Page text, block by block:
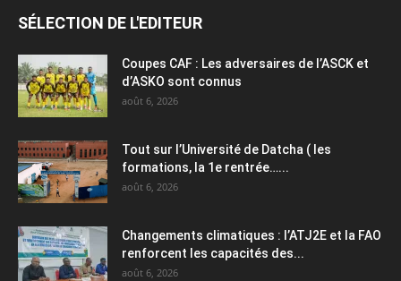
SÉLECTION DE L'EDITEUR
Coupes CAF : Les adversaires de l’ASCK et
d’ASKO sont connus
août 6, 2026
Tout sur l’Université de Datcha ( les
formations, la 1e rentrée…...
août 6, 2026
Changements climatiques : l’ATJ2E et la FAO
renforcent les capacités des...
août 6, 2026